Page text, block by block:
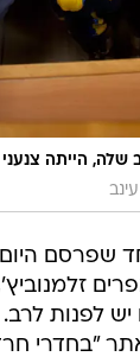
שלה, הייתה
שפרסם
יש לפנות
"בחדרי